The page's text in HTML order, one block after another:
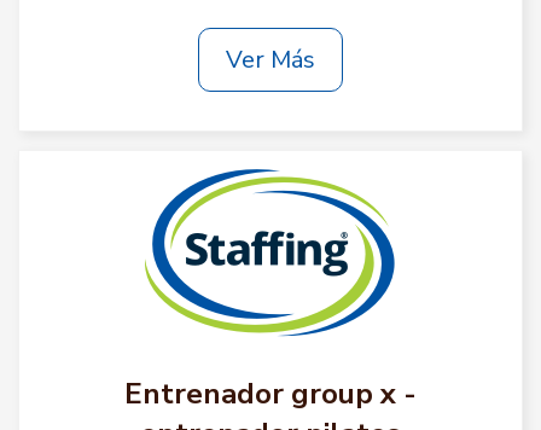
Ver Más
Entrenador group x -